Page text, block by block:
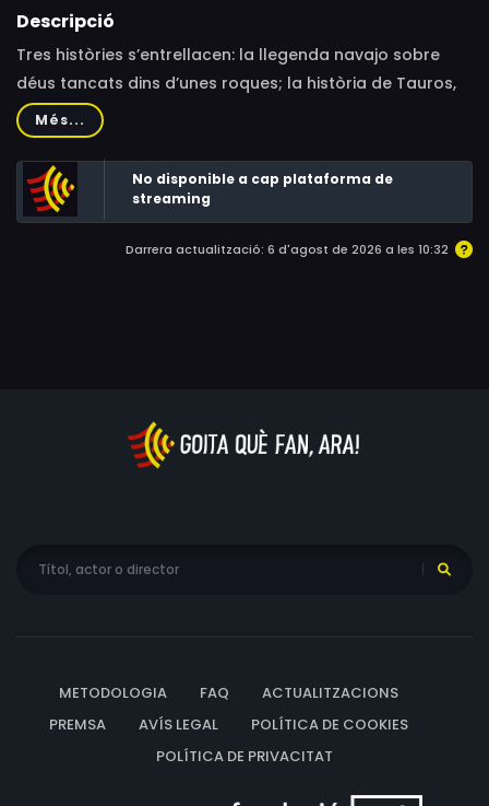
Saginaw Grant, Tokala Black Elk, Cris D'Annunzio, Marek
Descripció
Tres històries s’entrellacen: la llegenda navajo sobre
déus tancats dins d’unes roques; la història de Tauros,
l’home més ric del món, que viu amagat; i la del
narrador, que es disposa a escriure la biografia de
Tauros.
Més...
No disponible a cap plataforma de
streaming
Darrera actualització: 6 d'agost de 2026 a les 10:32
METODOLOGIA FAQ
ACTUALITZACIONS
PREMSA
AVÍS LEGAL
POLÍTICA DE COOKIES
POLÍTICA DE PRIVACITAT